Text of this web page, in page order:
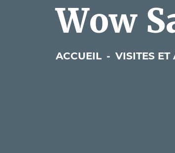
Wow
ACCUEIL - VISITES ET